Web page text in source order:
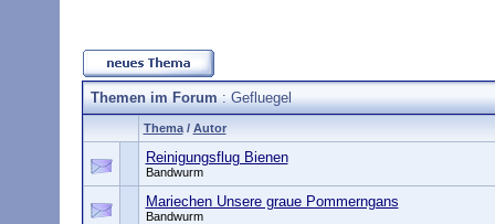
Themen im Forum: Gefluegel
Thema/ Autor
Reinigungsflug Bienen
Bandwurm
Mariechen Unsere graue Pommerngans
Bandwurm